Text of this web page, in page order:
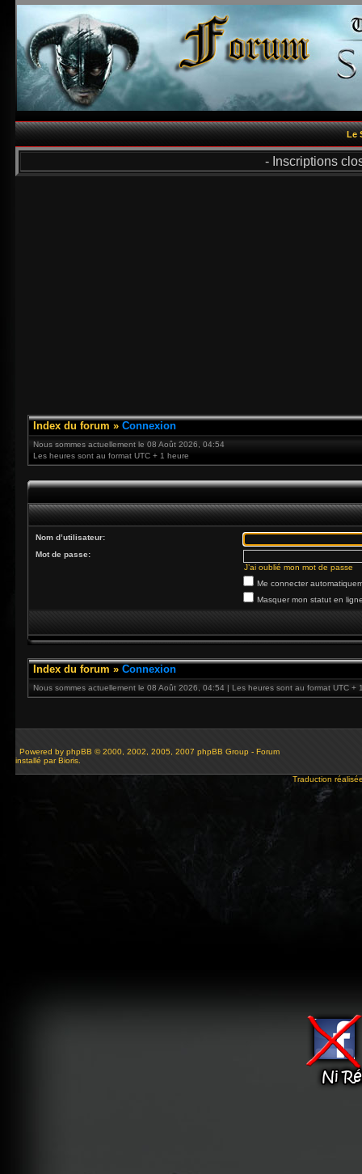
Le
- Inscriptions
Index du forum » Connexion
Nous sommes actuellement le 08 Août 2026, 04:54
Les heures sont au format UTC + 1 heure
Nom d’utilisateur:
Mot de passe:
J’ai oublié mon mot de passe
Me connecter
Masquer mon statut en
Index du forum » Connexion
Nous sommes actuellement le 08 Août 2026, 04:54 | Les heures sont au format UTC +
Powered by phpBB © 2000, 2002, 2005, 2007 phpBB Group - Forum
installé par Bioris.
Traduction